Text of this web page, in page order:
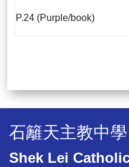
P.24 (Purple/book)
石籬天主教中學
Shek Lei